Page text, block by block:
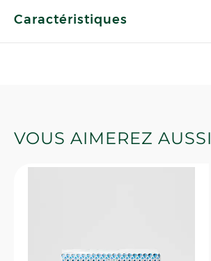
Caractéristiques
VOUS AIMEREZ AUSSI